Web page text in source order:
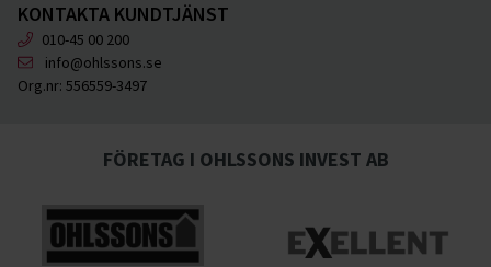
KONTAKTA KUNDTJÄNST
010-45 00 200
info@ohlssons.se
Org.nr: 556559-3497
FÖRETAG I OHLSSONS INVEST AB